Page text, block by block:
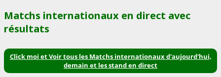
Matchs internationaux en direct avec
résultats
Click moi et Voir tous les Matchs internationaux d'aujourd'hui,
demain et les stand en direct